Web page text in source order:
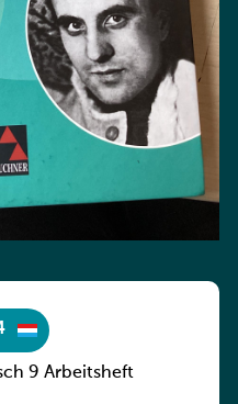
9 Arbeitsheft